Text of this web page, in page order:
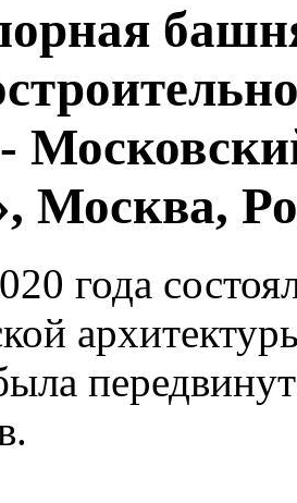
Москва,
года